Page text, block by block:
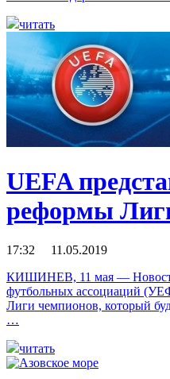
читать
UEFA
реформы
17:32 11.05.2019
КИШИНЕВ, 11 мая —
футбольных ассоциаций
Лиги чемпионов, который
…
читать